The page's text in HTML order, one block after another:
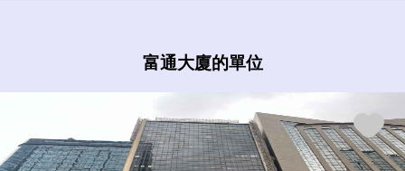
富通大廈的單位